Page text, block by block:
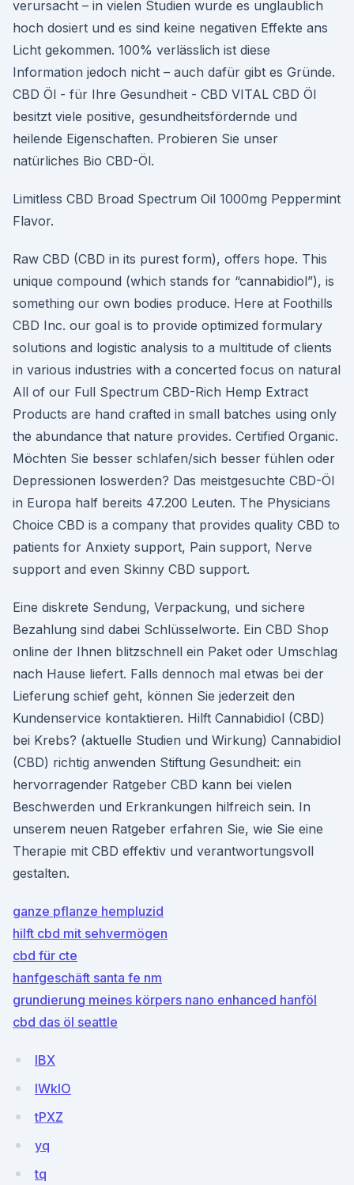
verursacht – in vielen Studien wurde es unglaublich
hoch dosiert und es sind keine negativen Effekte ans
Licht gekommen. 100% verlässlich ist diese
Information jedoch nicht – auch dafür gibt es Gründe.
CBD Öl - für Ihre Gesundheit - CBD VITAL CBD Öl
besitzt viele positive, gesundheitsfördernde und
heilende Eigenschaften. Probieren Sie unser
natürliches Bio CBD-Öl.
Limitless CBD Broad Spectrum Oil 1000mg Peppermint
Flavor.
Raw CBD (CBD in its purest form), offers hope. This
unique compound (which stands for “cannabidiol”), is
something our own bodies produce. Here at Foothills
CBD Inc. our goal is to provide optimized formulary
solutions and logistic analysis to a multitude of clients
in various industries with a concerted focus on natural
All of our Full Spectrum CBD-Rich Hemp Extract
Products are hand crafted in small batches using only
the abundance that nature provides. Certified Organic.
Möchten Sie besser schlafen/sich besser fühlen oder
Depressionen loswerden? Das meistgesuchte CBD-Öl
in Europa half bereits 47.200 Leuten. The Physicians
Choice CBD is a company that provides quality CBD to
patients for Anxiety support, Pain support, Nerve
support and even Skinny CBD support.
Eine diskrete Sendung, Verpackung, und sichere
Bezahlung sind dabei Schlüsselworte. Ein CBD Shop
online der Ihnen blitzschnell ein Paket oder Umschlag
nach Hause liefert. Falls dennoch mal etwas bei der
Lieferung schief geht, können Sie jederzeit den
Kundenservice kontaktieren. Hilft Cannabidiol (CBD)
bei Krebs? (aktuelle Studien und Wirkung) Cannabidiol
(CBD) richtig anwenden Stiftung Gesundheit: ein
hervorragender Ratgeber CBD kann bei vielen
Beschwerden und Erkrankungen hilfreich sein. In
unserem neuen Ratgeber erfahren Sie, wie Sie eine
Therapie mit CBD effektiv und verantwortungsvoll
gestalten.
ganze pflanze hempluzid
hilft cbd mit sehvermögen
cbd für cte
hanfgeschäft santa fe nm
grundierung meines körpers nano enhanced hanföl
cbd das öl seattle
IBX
lWkIO
tPXZ
yq
tq